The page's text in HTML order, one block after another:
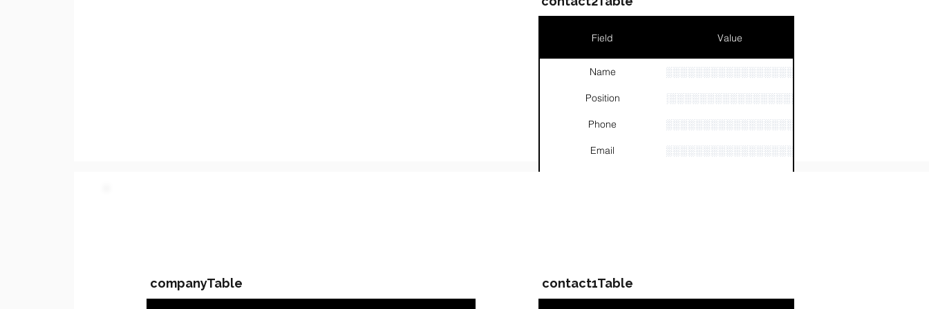
Field Value
Name ░░░░░░░░░░░░░░░░░░░░░░░
Position
Phone ░░░░░░░░░░░░░░░░░░░░░░░░░░░
Email ░░░░░░░░░░░░░░░░░░░░░
companyTable contact1Table